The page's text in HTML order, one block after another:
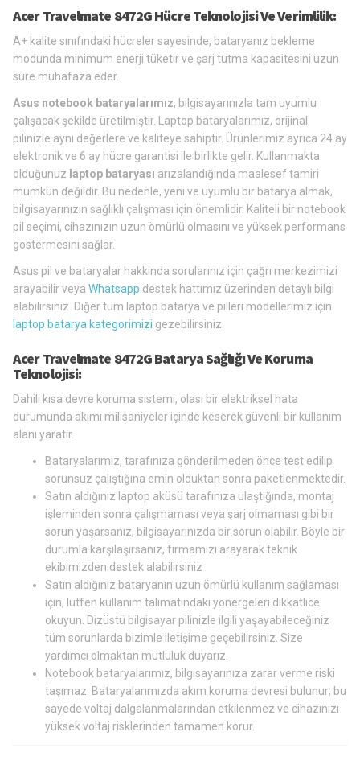
Acer Travelmate 8472G Hücre Teknolojisi Ve Verimlilik:
A+ kalite sınıfındaki hücreler sayesinde, bataryanız bekleme
modunda minimum enerji tüketir ve şarj tutma kapasitesini uzun
süre muhafaza eder.
Asus notebook bataryalarımız, bilgisayarınızla tam uyumlu
çalışacak şekilde üretilmiştir. Laptop bataryalarımız, orijinal
pilinizle aynı değerlere ve kaliteye sahiptir. Ürünlerimiz ayrıca 24 ay
elektronik ve 6 ay hücre garantisi ile birlikte gelir. Kullanmakta
olduğunuz laptop bataryası arızalandığında maalesef tamiri
mümkün değildir. Bu nedenle, yeni ve uyumlu bir batarya almak,
bilgisayarınızın sağlıklı çalışması için önemlidir. Kaliteli bir notebook
pil seçimi, cihazınızın uzun ömürlü olmasını ve yüksek performans
göstermesini sağlar.
Asus pil ve bataryalar hakkında sorularınız için çağrı merkezimizi
arayabilir veya Whatsapp destek hattımız üzerinden detaylı bilgi
alabilirsiniz. Diğer tüm laptop batarya ve pilleri modellerimiz için
laptop batarya kategorimizi gezebilirsiniz.
Acer Travelmate 8472G Batarya Sağlığı Ve Koruma
Teknolojisi:
Dahili kısa devre koruma sistemi, olası bir elektriksel hata
durumunda akımı milisaniyeler içinde keserek güvenli bir kullanım
alanı yaratır.
Bataryalarımız, tarafınıza gönderilmeden önce test edilip
sorunsuz çalıştığına emin olduktan sonra paketlenmektedir.
Satın aldığınız laptop aküsü tarafınıza ulaştığında, montaj
işleminden sonra çalışmaması veya şarj olmaması gibi bir
sorun yaşarsanız, bilgisayarınızda bir sorun olabilir. Böyle bir
durumla karşılaşırsanız, firmamızı arayarak teknik
ekibimizden destek alabilirsiniz
Satın aldığınız bataryanın uzun ömürlü kullanım sağlaması
için, lütfen kullanım talimatındaki yönergeleri dikkatlice
okuyun. Dizüstü bilgisayar pilinizle ilgili yaşayabileceğiniz
tüm sorunlarda bizimle iletişime geçebilirsiniz. Size
yardımcı olmaktan mutluluk duyarız.
Notebook bataryalarımız, bilgisayarınıza zarar verme riski
taşımaz. Bataryalarımızda akım koruma devresi bulunur; bu
sayede voltaj dalgalanmalarından etkilenmez ve cihazınızı
yüksek voltaj risklerinden tamamen korur.